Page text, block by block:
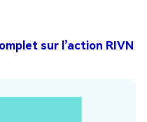
sur l’action RIVN